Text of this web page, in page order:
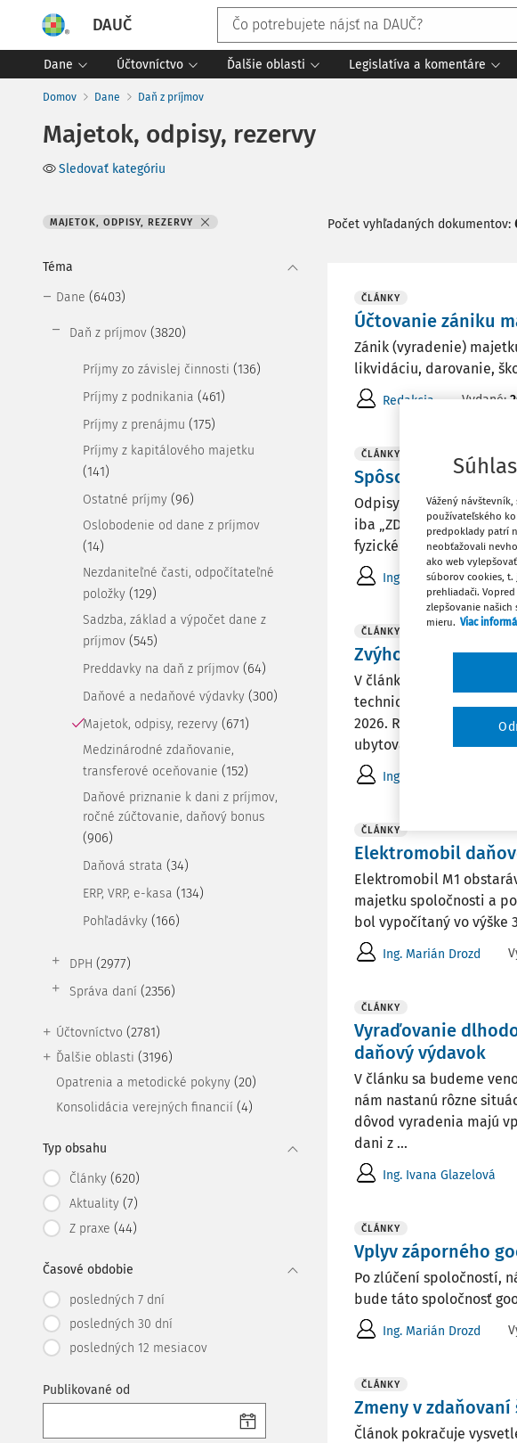
DAUČ
Dane Účtovníctvo Ďalšie oblasti Legislatíva a komentáre
Domov Dane Daň z príjmov
Majetok, odpisy, rezervy
Sledovať kategóriu
MAJETOK, ODPISY, REZERVY
Téma
Dane (6403)
Daň z príjmov (3820)
Príjmy zo závislej činnosti (136)
Príjmy z podnikania (461)
Príjmy z prenájmu (175)
Príjmy z kapitálového majetku
(141)
Ostatné príjmy (96)
Oslobodenie od dane z príjmov
(14)
Nezdaniteľné časti, odpočítateľné
položky (129)
Sadzba, základ a výpočet dane z
príjmov (545)
Preddavky na daň z príjmov (64)
Daňové a nedaňové výdavky (300)
Majetok, odpisy, rezervy (671)
Medzinárodné zdaňovanie,
transferové oceňovanie (152)
Daňové priznanie k dani z príjmov,
ročné zúčtovanie, daňový bonus
(906)
Daňová strata (34)
ERP, VRP, e-kasa (134)
Pohľadávky (166)
DPH (2977)
Správa daní (2356)
Účtovníctvo (2781)
Ďalšie oblasti (3196)
Opatrenia a metodické pokyny (20)
Konsolidácia verejných financií (4)
Typ obsahu
Články (620)
Aktuality (7)
Z praxe (44)
Časové obdobie
posledných 7 dní
posledných 30 dní
posledných 12 mesiacov
Publikované od
Počet vyhľadaných dokumentov:
ČLÁNKY
Účtovanie zániku
Zánik (vyradenie)
likvidáciu, darovanie,
Redakcia Vydané:
ČLÁNKY
Spôsoby
Odpisy ako samostatná
iba „ZDP“) predstavujú
fyzického opotrebenia.
Ing. Ján Mintál
ČLÁNKY
Zvýhodnené
V článku sa budeme
technického
2026. Rovnako tak
ubytovacie ...
Ing. Lea Mušková
ČLÁNKY
Elektromobil
Elektromobil M1
majetku spoločnosti a
bol vypočítaný vo výške
Ing. Marián Drozd
ČLÁNKY
Vyraďovanie
daňový výdavok
V článku sa budeme
nám nastanú rôzne
dôvod vyradenia majú
dani z ...
Ing. Ivana Glazelová
ČLÁNKY
Vplyv záporného
Po zlúčení spoločností,
bude táto spoločnosť
Ing. Marián Drozd
ČLÁNKY
Zmeny v
Článok pokračuje
Vážený
používateľského
predpoklady patrí
neobťažovali
ako web
súborov cookies, t.
prehliadači.
zlepšovanie
mieru. Viac